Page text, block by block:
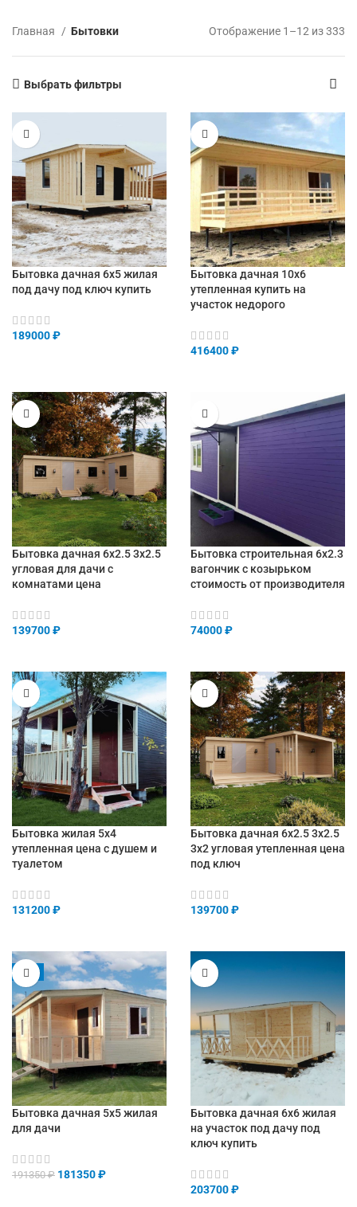
Главная Бытовки Отображение 1–12 из 333
Выбрать фильтры
Бытовка дачная 6х5 жилая
под дачу под ключ купить
189000₽
Бытовка дачная 10х6
утепленная купить на
участок недорого
416400₽
Бытовка дачная 6х2.5 3х2.5
угловая для дачи с
комнатами цена
139700₽
Бытовка строительная 6х2.3
вагончик с козырьком
стоимость от производителя
74000₽
Бытовка жилая 5х4
утепленная цена с душем и
туалетом
131200₽
Бытовка дачная 6х2.5 3х2.5
3х2 угловая утепленная цена
под ключ
139700₽
-5%
Бытовка дачная 5х5 жилая
для дачи
191350₽ 181350₽
Бытовка дачная 6х6 жилая
на участок под дачу под
ключ купить
203700₽